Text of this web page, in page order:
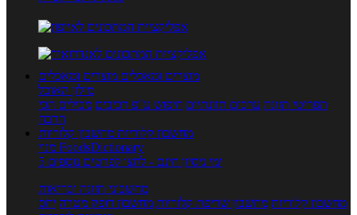
מוצרים ומאכלים מוצרים ומאכלים
מילון האוכל
תפריטי תזונה ערכים תזונתיים חיפוש ע"פ רכיבים מכילים הכי
הרבה
מחשבון קלוריות מחשבון קלוריות
מנוי FoodsDictionary
5 ימי ניסיון חינם - לחצו לפרטים נוספים
מחשבוני תזונה ובריאות
מחשבון קלוריות מחשבון שריפת קלוריות מחשבון דופק מטרה יחס